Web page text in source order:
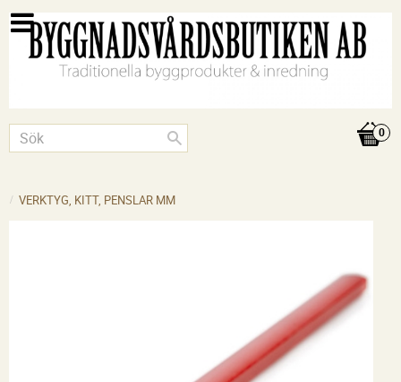
VERKTYG, KITT, PENSLAR MM